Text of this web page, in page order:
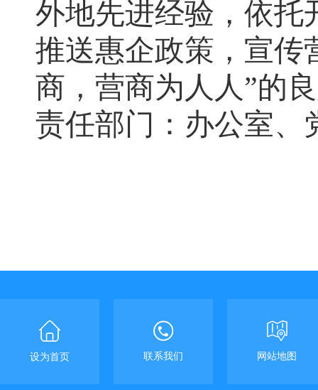
外地先进经验 ， 依托
推送惠企政策 ， 宣传
商 ， 营商为人人”的
责任部门：办公室、
设为首页 联系我们 网站地图